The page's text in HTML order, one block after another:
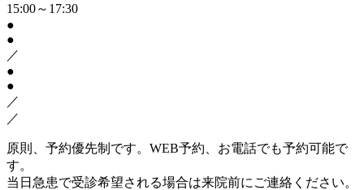
15:00～17:30
●
●
／
●
●
／
／
原則、予約優先制です。WEB予約、お電話でも予約可能で
す。
当日急患で受診希望される場合は来院前にご連絡ください。